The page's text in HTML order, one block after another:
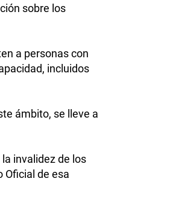
sobre los
a personas con
incluidos
ámbito, se lleve a
invalidez de los
Oficial de esa